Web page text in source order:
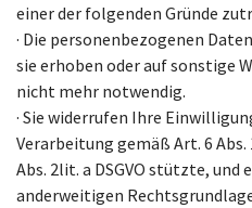
einer der folgenden Gründe
· Die personenbezogenen
sie erhoben oder auf sonstige
nicht mehr notwendig.
· Sie widerrufen Ihre
Verarbeitung gemäß Art. 6 Abs.
Abs. 2lit. a DSGVO stützte, und
anderweitigen